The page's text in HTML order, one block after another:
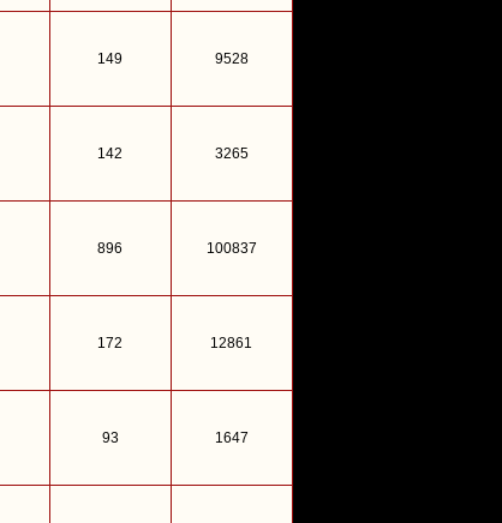
149 9528
142 3265
896 100837
172 12861
93 1647